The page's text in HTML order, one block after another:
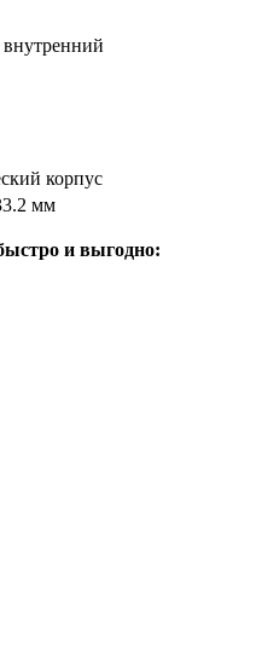
корпус
мм
и выгодно: